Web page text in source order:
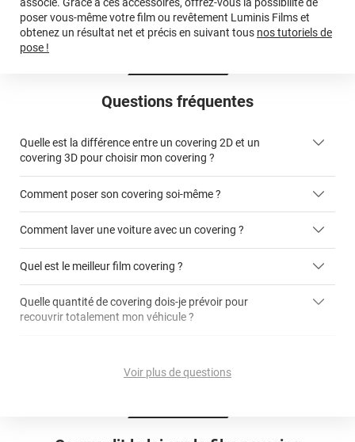
Questions fréquentes
Quelle est la différence entre un covering 2D et un
covering 3D pour choisir mon covering ?
covering 2D
Comment poser son covering soi-même ?
Comment laver une voiture avec un covering ?
Quel est le meilleur film covering ?
covering 2D
Quelle quantité de covering dois-je prévoir pour
recouvrir totalement mon véhicule ?
Voir plus de questions
poser vous-même votre film ou revêtement Luminis Films et
obtenez un résultat net et précis en suivant tous nos tutoriels de
pose !